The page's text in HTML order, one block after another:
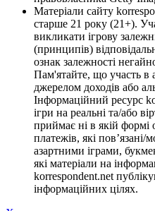
Матеріали сайту
старше 21 року (21+).
викликати ігрову
(принципів)
ознак залежності
Пам'ятайте, що участь в
джерелом доходів або
Інформаційний ресурс
ігри на реальні та/або
приймає ні в якій формі
платежів, які пов’язані/
азартними іграми,
які матеріали на
korrespondent.net
інформаційних цілях.